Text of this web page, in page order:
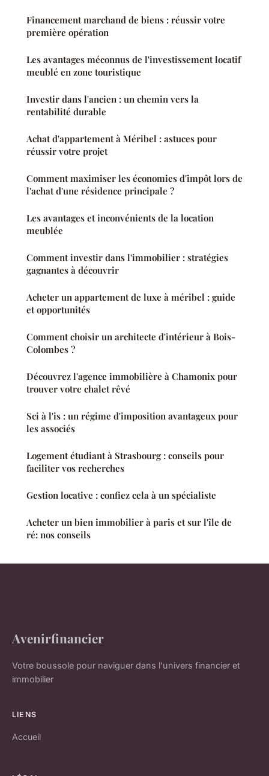
Financement marchand de biens : réussir votre
première opération
Les avantages méconnus de l'investissement locatif
meublé en zone touristique
Investir dans l'ancien : un chemin vers la
rentabilité durable
Achat d'appartement à Méribel : astuces pour
réussir votre projet
Comment maximiser les économies d'impôt lors de
l'achat d'une résidence principale ?
Les avantages et inconvénients de la location
meublée
Comment investir dans l'immobilier : stratégies
gagnantes à découvrir
Acheter un appartement de luxe à méribel : guide
et opportunités
Comment choisir un architecte d'intérieur à Bois-
Colombes ?
Découvrez l'agence immobilière à Chamonix pour
trouver votre chalet rêvé
Sci à l'is : un régime d'imposition avantageux pour
les associés
Logement étudiant à Strasbourg : conseils pour
faciliter vos recherches
Gestion locative : confiez cela à un spécialiste
Acheter un bien immobilier à paris et sur l'île de
ré: nos conseils
Avenirfinancier
Votre boussole pour naviguer dans l'univers financier et
immobilier
LIENS
Accueil